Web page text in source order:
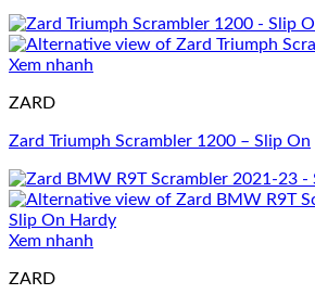
Xem nhanh
ZARD
Zard Triumph Scrambler 1200 – Slip On
Xem nhanh
ZARD